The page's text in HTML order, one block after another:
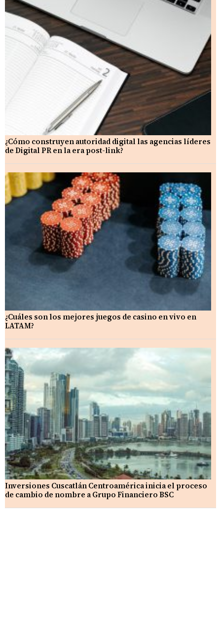
¿Cómo construyen autoridad digital las agencias líderes
de Digital PR en la era post-link?
¿Cuáles son los mejores juegos de casino en vivo en
LATAM?
Inversiones Cuscatlán Centroamérica inicia el proceso
de cambio de nombre a Grupo Financiero BSC